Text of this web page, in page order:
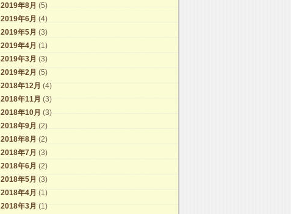
2019年8月 (5)
2019年6月 (4)
2019年5月 (3)
2019年4月 (1)
2019年3月 (3)
2019年2月 (5)
2018年12月 (4)
2018年11月 (3)
2018年10月 (3)
2018年9月 (2)
2018年8月 (2)
2018年7月 (3)
2018年6月 (2)
2018年5月 (3)
2018年4月 (1)
2018年3月 (1)